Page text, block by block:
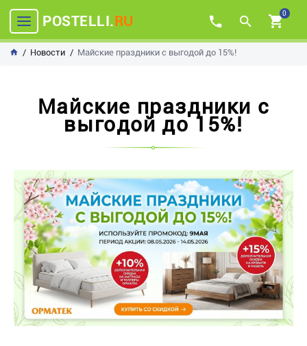
POSTELLI.RU 0
Новости Майские праздники с выгодой до 15%!
Майские праздники с
выгодой до 15%!